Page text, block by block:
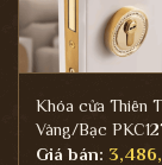
Khóa cửa Thiên
Vàng/Bạc
Giá bán: